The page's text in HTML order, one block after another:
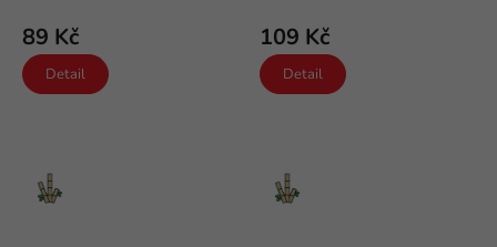
89 Kč
Detail
109 Kč
Detail
Bambus Bambus